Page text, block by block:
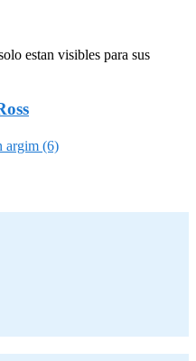
estan visibles para sus
argim (6)